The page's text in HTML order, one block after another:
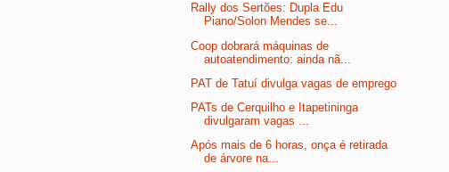
Rally dos Sertões: Dupla Edu
Piano/Solon Mendes se...
Coop dobrará máquinas de
autoatendimento: ainda nã...
PAT de Tatuí divulga vagas de emprego
PATs de Cerquilho e Itapetininga
divulgaram vagas ...
Após mais de 6 horas, onça é retirada
de árvore na...